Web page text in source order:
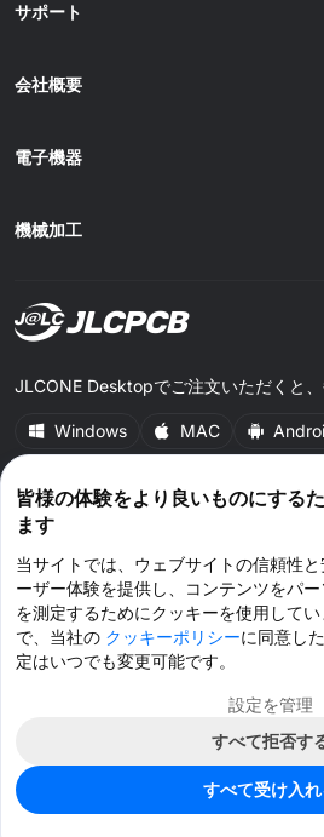
サポート
会社概要
電子機器
機械加工
JLCONE Desktopでご注文いただくと
Windows MAC
CONNECT WITH US
© 2026 JLCPCB.COM All Rights Reserved.プ
クッキーポリシー
皆様の体験をより良いものにする
ます
当サイトでは、ウェブサイトの信頼性
ーザー体験を提供し、コンテンツをパ
を測定するためにクッキーを使用して
で、当社の クッキーポリシーに同意し
定はいつでも変更可能です。
設定を管理
すべて拒否す
すべて受け入れ